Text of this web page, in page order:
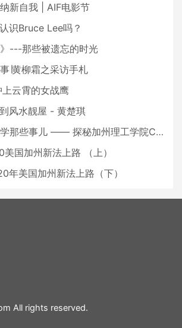
新自我 | AIF电影节
识Bruce Lee吗？
》---那些被遗忘的时光
∣黄柳霜之采访手札
上云霄的女战鹰
风水靓屋 - 黄楚琪
那些事儿 —— 探秘加州理工学院Caltech博士生活 [上集]
国加州新法上路 （上）
年美国加州新法上路（下）
All rights reserved.